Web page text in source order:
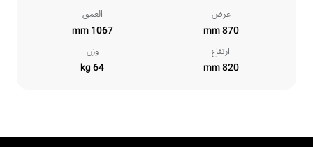
عرض
870 mm
العمق
1067 mm
ارتفاع
820 mm
وزن
64 kg